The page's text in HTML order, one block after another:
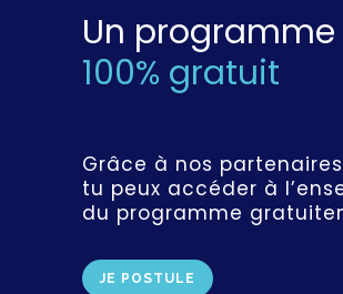
Un programme
100% gratuit
Grâce à nos
tu peux accéder à
du programme
JE POSTULE